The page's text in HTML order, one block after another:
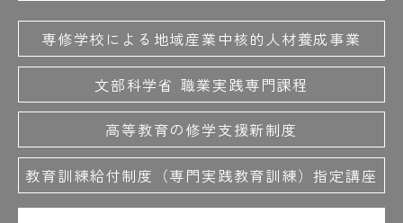
専修学校による地域産業中核的人材養成事業
文部科学省 職業実践専門課程
高等教育の修学支援新制度
教育訓練給付制度（専門実践教育訓練）指定講座